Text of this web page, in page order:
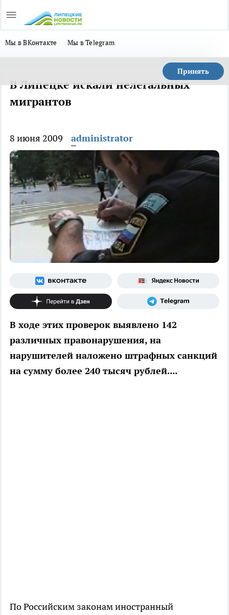
Мы в ВКонтакте Мы в Telegram
Принять
В Липецке искали нелегальных
мигрантов
8 июня 2009 administrator
В ходе этих проверок выявлено 142
различных правонарушения, на
нарушителей наложено штрафных санкций
на сумму более 240 тысяч рублей....
По Российским законам иностранный